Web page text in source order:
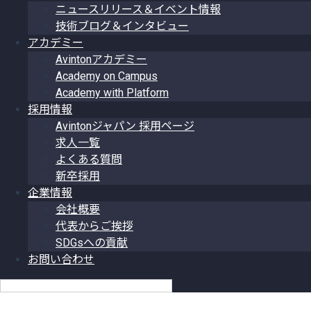
ニュースリリース＆イベント情報
技術ブログ＆インタビュー
アカデミー
Avintonアカデミー
Academy on Campus
Academy with Platform
採用情報
Avintonジャパン 採用ページ
求人一覧
よくある質問
新卒採用
企業情報
会社概要
代表からご挨拶
SDGsへの貢献
お問い合わせ